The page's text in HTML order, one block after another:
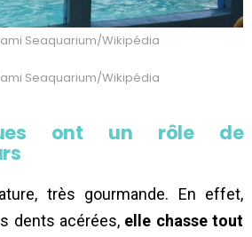
Seaquarium/Wikipédia
Seaquarium/Wikipédia
ont un rôle de
très gourmande. En effet,
dents acérées, elle chasse tout